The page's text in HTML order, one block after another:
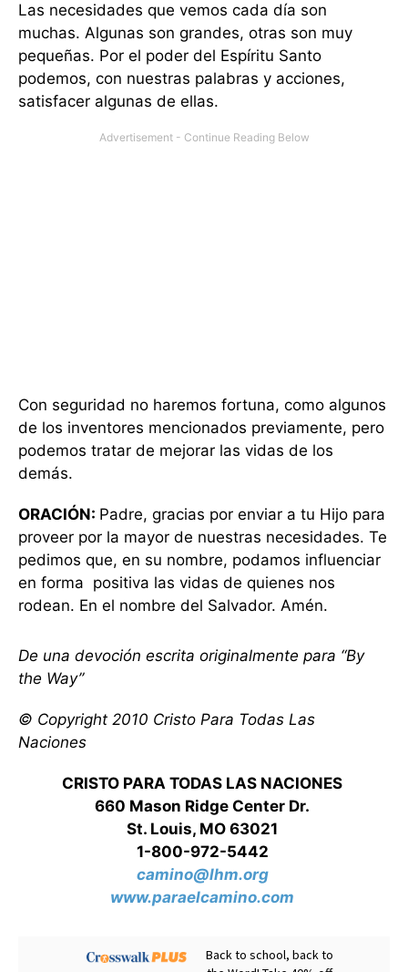
Las necesidades que vemos cada día son
muchas. Algunas son grandes, otras son muy
pequeñas. Por el poder del Espíritu Santo
podemos, con nuestras palabras y acciones,
satisfacer algunas de ellas.
Con seguridad no haremos fortuna, como algunos
de los inventores mencionados previamente, pero
podemos tratar de mejorar las vidas de los
demás.
ORACIÓN: Padre, gracias por enviar a tu Hijo para
proveer por la mayor de nuestras necesidades. Te
pedimos que, en su nombre, podamos influenciar
en forma positiva las vidas de quienes nos
rodean. En el nombre del Salvador. Amén.
De una devoción escrita originalmente para “By
the Way”
© Copyright 2010 Cristo Para Todas Las
Naciones
CRISTO PARA TODAS LAS NACIONES
660 Mason Ridge Center Dr.
St. Louis, MO 63021
1-800-972-5442
camino@lhm.org
www.paraelcamino.com